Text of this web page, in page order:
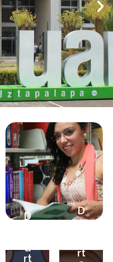
D
a
rt
D
e
rt